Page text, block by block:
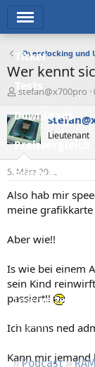
Ticker
Tests
Downloads
Preisvergleich
Forum
Aktuelles
Neueste
Leserartikel
Regeln
Podcast
Overclocking und
Wer kennt
E
s
t
e
l
e
r
stefan@x700pro
Lieutenant
5. März 2005
Also hab mir
meine
Aber wie!!
Is wie bei einem
sein Kind
passiert!!
Ich kanns ned
Kann mir jemand